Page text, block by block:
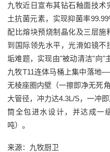
九牧近日宣布其钻石釉面技
土抗菌元素，实现抑菌率
配比熔块预烧制晶化及三层施
到国际领先水平，光滑如镜
垢难题，实现由"被动清洁"向"
九牧T11连体马桶上集中落地
无棱座圈内壁（一擦即净无死
大管径，冲力达4.3L/S，一冲
筒全包进水设计，并达成一
吨）。
来源：九牧厨卫